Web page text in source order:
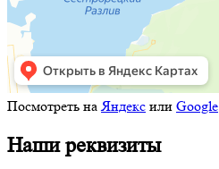
Посмотреть наЯндекс или Google
Наши реквизиты